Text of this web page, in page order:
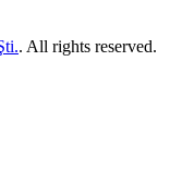
. All rights reserved.